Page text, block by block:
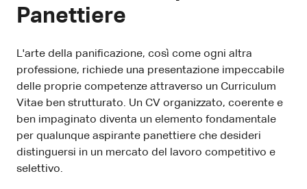
Panettiere
L'arte della panificazione, così come ogni altra
professione, richiede una presentazione impeccabile
delle proprie competenze attraverso un Curriculum
Vitae ben strutturato. Un CV organizzato, coerente e
ben impaginato diventa un elemento fondamentale
per qualunque aspirante panettiere che desideri
distinguersi in un mercato del lavoro competitivo e
selettivo.